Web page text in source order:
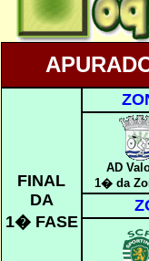
FINAL
DA
1� FASE
AD
1� da